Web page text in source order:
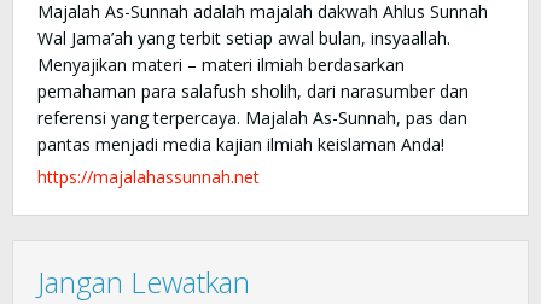
Majalah As-Sunnah adalah majalah dakwah Ahlus Sunnah
Wal Jama’ah yang terbit setiap awal bulan, insyaallah.
Menyajikan materi – materi ilmiah berdasarkan
pemahaman para salafush sholih, dari narasumber dan
referensi yang terpercaya. Majalah As-Sunnah, pas dan
pantas menjadi media kajian ilmiah keislaman Anda!
https://majalahassunnah.net
Jangan Lewatkan